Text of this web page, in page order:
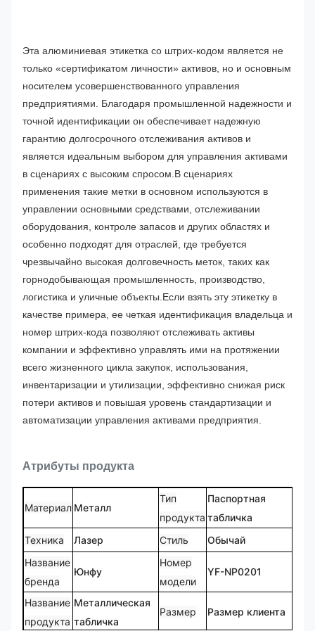
Эта алюминиевая этикетка со штрих-кодом является не
только «сертификатом личности» активов, но и основным
носителем усовершенствованного управления
предприятиями. Благодаря промышленной надежности и
точной идентификации он обеспечивает надежную
гарантию долгосрочного отслеживания активов и
является идеальным выбором для управления активами
в сценариях с высоким спросом. В сценариях
применения такие метки в основном используются в
управлении основными средствами, отслеживании
оборудования, контроле запасов и других областях и
особенно подходят для отраслей, где требуется
чрезвычайно высокая долговечность меток, таких как
горнодобывающая промышленность, производство,
логистика и уличные объекты. Если взять эту этикетку в
качестве примера, ее четкая идентификация владельца и
номер штрих-кода позволяют отслеживать активы
компании и эффективно управлять ими на протяжении
всего жизненного цикла закупок, использования,
инвентаризации и утилизации, эффективно снижая риск
потери активов и повышая уровень стандартизации и
автоматизации управления активами предприятия.
Атрибуты продукта
Материал Металл
Тип
продукта
Паспортная
табличка
Техника
Лазер Стиль
Обычай
Название
бренда
Юнфу
Номер
модели
YF-NP0201
Название
продукта
Металлическая
табличка
Размер Размер клиента